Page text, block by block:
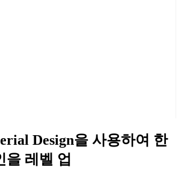
Design을 사용하여 한
을 레벨 업